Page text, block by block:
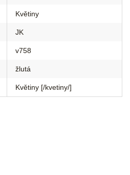
Květiny
JK
v758
žlutá
Květiny [/kvetiny/]